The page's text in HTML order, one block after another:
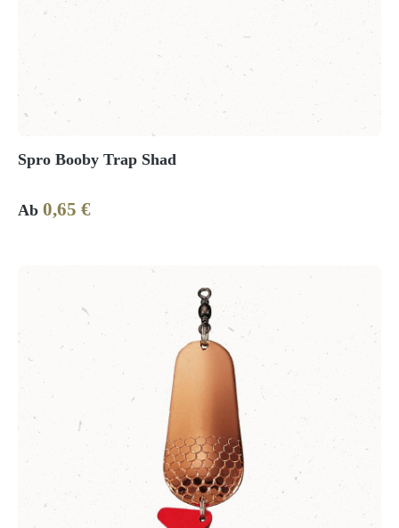
Spro Booby Trap Shad
Regulärer Preis:
Ab 0,65 €